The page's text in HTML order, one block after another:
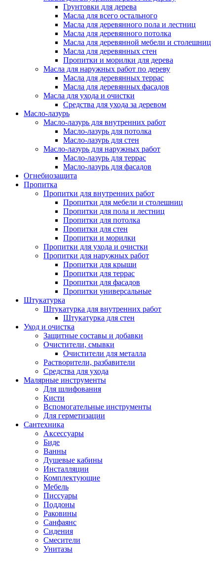
Грунтовки для дерева
Масла для всего остального
Масла для деревянного пола и лестниц
Масла для деревянного потолка
Масла для деревянной мебели и столешниц
Масла для деревянных стен
Пропитки и морилки для дерева
Масла для наружных работ по дереву
Масла для деревянных террас
Масла для деревянных фасадов
Масла для ухода и очистки
Средства для ухода за деревом
Масло-лазурь
Масло-лазурь для внутренних работ
Масло-лазурь для потолка
Масло-лазурь для стен
Масло-лазурь для наружных работ
Масло-лазурь для террас
Масло-лазурь для фасадов
Огнебиозащита
Пропитка
Пропитки для внутренних работ
Пропитки для мебели и столешниц
Пропитки для пола и лестниц
Пропитки для потолка
Пропитки для стен
Пропитки и морилки
Пропитки для ухода и очистки
Пропитки для наружных работ
Пропитки для крыши
Пропитки для террас
Пропитки для фасадов
Пропитки универсальные
Штукатурка
Штукатурка для внутренних работ
Штукатурка для стен
Уход и очистка
Защитные составы и добавки
Очистители, смывки
Очистители для металла
Растворители, разбавители
Средства для ухода
Малярные инструменты
Для шлифования
Кисти
Вспомогательные инструменты
Для герметизации
Сантехника
Аксессуары
Биде
Ванны
Душевые кабины
Инсталляции
Комплектующие
Мебель
Писсуары
Поддоны
Раковины
Санфаянс
Сидения
Смесители
Унитазы